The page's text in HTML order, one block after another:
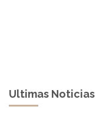
Ultimas Noticias